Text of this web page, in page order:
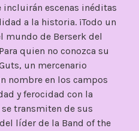
incluirán escenas inéditas
a la historia. ¡Todo un
mundo de Berserk del
quien no conozca su
un mercenario
nombre en los campos
y ferocidad con la
transmiten de sus
líder de la Band of the